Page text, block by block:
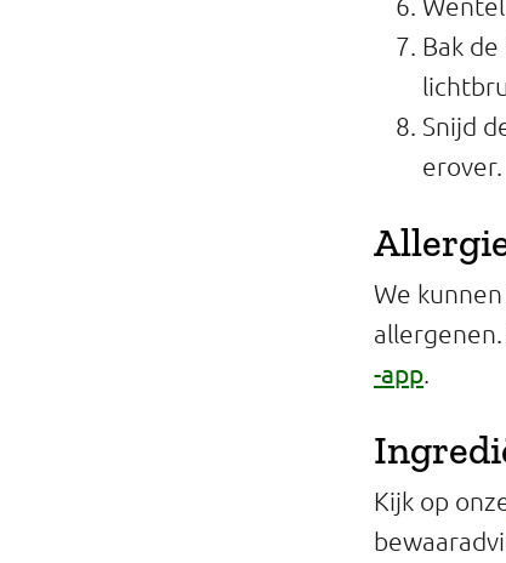
Bak
Snijd
erover.
We
-app
Kijk op